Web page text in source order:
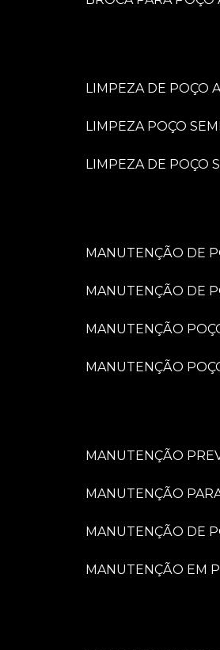
LIMPEZA DE POÇO
LIMPEZA POÇO
LIMPEZA DE POÇO
MANUTENÇÃO DE
MANUTENÇÃO DE
MANUTENÇÃO
MANUTENÇÃO
MANUTENÇÃO
MANUTENÇÃO
MANUTENÇÃO DE
MANUTENÇÃO EM